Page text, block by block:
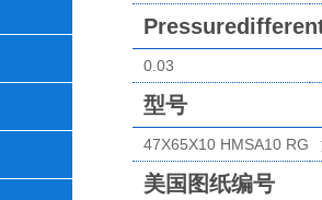
0.03
型号
47X65X10 HMSA10 RG
美国图纸编号